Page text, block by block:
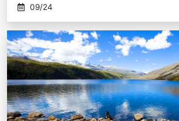
09/24